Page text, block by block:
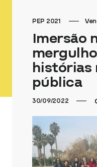
PEP 2021
Imersão
histórias
pública
30/09/2022